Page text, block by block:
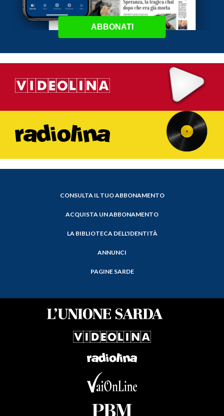
ABBONATI
CONSULTA IL TUO ABBONAMENTO
ACQUISTA UN ABBONAMENTO
LA BIBLIOTECA DELL'IDENTITÀ
ANNUNCI
PAGINE SARDE